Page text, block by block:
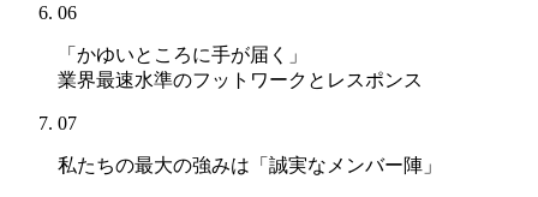
06
「かゆいところに手が届く」
業界最速水準のフットワークとレスポンス
07
私たちの最大の強みは 「誠実なメンバー陣」